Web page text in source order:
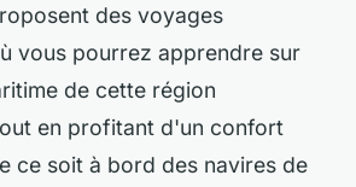
des voyages
vous pourrez apprendre sur
de cette région
en profitant d'un confort
ce soit à bord des navires de